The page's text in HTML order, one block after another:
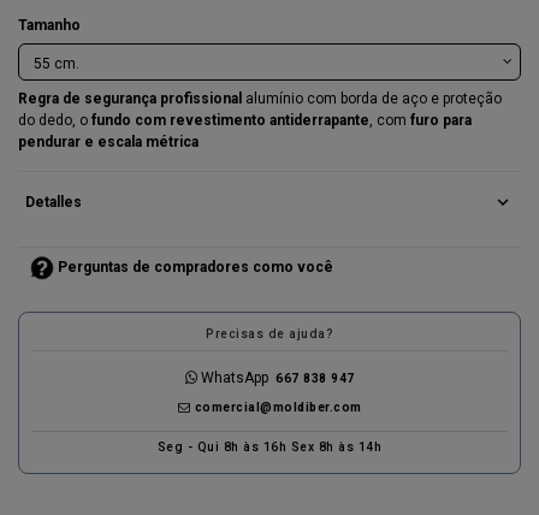
Tamanho
Regra de segurança profissional alumínio com borda de aço e proteção
do dedo, o fundo com revestimento antiderrapante, com furo para
pendurar e escala métrica
Detalles expand_more
Perguntas de compradores como você
Precisas de ajuda?
WhatsApp 667 838 947
comercial@moldiber.com
Seg - Qui 8h às 16h Sex 8h às 14h